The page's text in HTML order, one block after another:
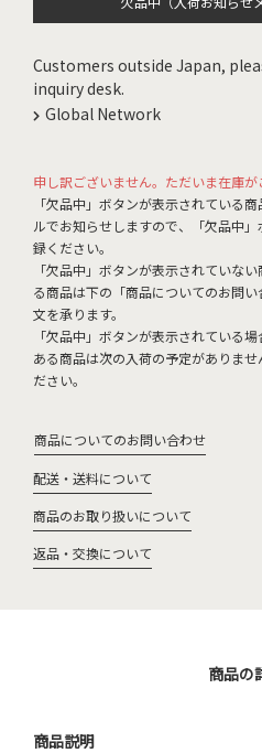
Customers outside Japan,
inquiry desk.
Global Network
申し訳ございません。ただいま在庫が
「欠品中」ボタンが表示されている
ルでお知らせしますので、「欠品中
録ください。
「欠品中」ボタンが表示されていな
る商品は下の「商品についてのお問
文を承ります。
「欠品中」ボタンが表示されている
ある商品は次の入荷の予定がありま
ださい。
商品についてのお問い合わせ
配送・送料について
商品のお取り扱いについて
返品・交換について
商品の
商品説明